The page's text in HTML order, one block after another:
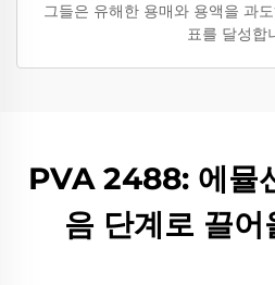
그들은 유해한 용매와 용액을 과
표를 달성합
PVA 2488: 에뮬
음 단계로 끌어